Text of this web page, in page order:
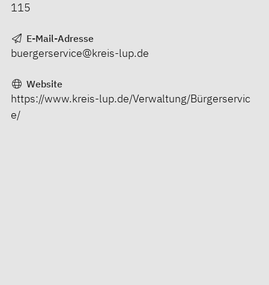
115
E-Mail-Adresse
buergerservice@kreis-lup.de
Website
https://www.kreis-lup.de/Verwaltung/Bürgerservic
e/